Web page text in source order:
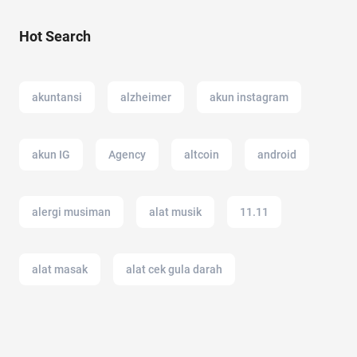
Hot Search
akuntansi alzheimer akun instagram
akun IG Agency altcoin android
alergi musiman alat musik 11.11
alat masak alat cek gula darah